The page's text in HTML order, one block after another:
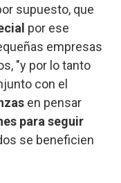
supuesto, que
por ese
empresas
"y por lo tanto
con el
en pensar
para seguir
se beneficien